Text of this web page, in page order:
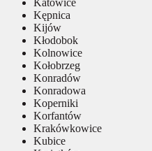
Kępnica
Kijów
Kłodobok
Kolnowice
Kołobrzeg
Konradów
Konradowa
Koperniki
Korfantów
Krakówkowice
Kubice